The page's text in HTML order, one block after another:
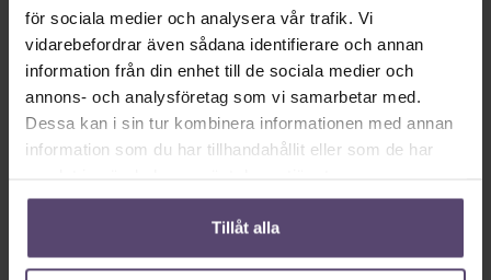
för sociala medier och analysera vår trafik. Vi
vidarebefordrar även sådana identifierare och annan
information från din enhet till de sociala medier och
annons- och analysföretag som vi samarbetar med.
Dessa kan i sin tur kombinera informationen med annan
information som du har tillhandahållit eller som de har
Tillåt alla
T010 T011